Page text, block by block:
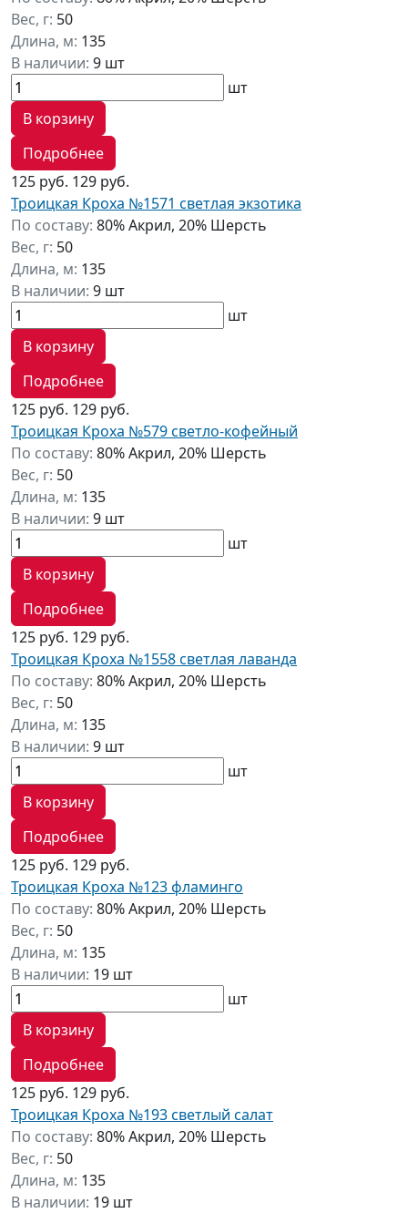
Вес, г: 50
Длина, м: 135
В наличии: 9 шт
шт
В корзину
Подробнее
125 руб. 129 руб.
Троицкая Кроха №1571 светлая экзотика
По составу: 80% Акрил, 20% Шерсть
Вес, г: 50
Длина, м: 135
В наличии: 9 шт
шт
В корзину
Подробнее
125 руб. 129 руб.
Троицкая Кроха №579 светло-кофейный
По составу: 80% Акрил, 20% Шерсть
Вес, г: 50
Длина, м: 135
В наличии: 9 шт
шт
В корзину
Подробнее
125 руб. 129 руб.
Троицкая Кроха №1558 светлая лаванда
По составу: 80% Акрил, 20% Шерсть
Вес, г: 50
Длина, м: 135
В наличии: 9 шт
шт
В корзину
Подробнее
125 руб. 129 руб.
Троицкая Кроха №123 фламинго
По составу: 80% Акрил, 20% Шерсть
Вес, г: 50
Длина, м: 135
В наличии: 19 шт
шт
В корзину
Подробнее
125 руб. 129 руб.
Троицкая Кроха №193 светлый салат
По составу: 80% Акрил, 20% Шерсть
Вес, г: 50
Длина, м: 135
В наличии: 19 шт